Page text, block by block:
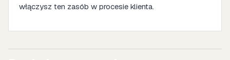
włączysz ten zasób w procesie klienta.